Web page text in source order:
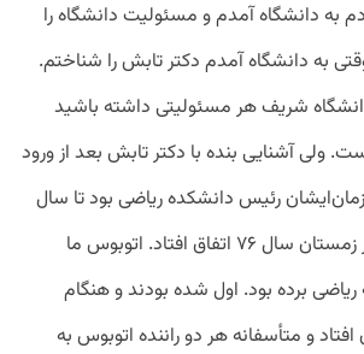
به دانشگاه آمدم و مسئولیت دانشگاه را
به دانشگاه آمدم دکتر تابش را شناختم.
شریف هر مسئولیتی داشته باشید
آشنایی بنده با دکتر تابش بعد از ورود
رئیس دانشکده ریاضی بود تا سال
۷۷. آن حادثه غم‌انگیز زمستان سال ۷۶ اتفاق افتاد. اتوبوس ما
ریاضی برده بود. اول شده بودند و هنگام
و متأسفانه هر دو راننده اتوبوس به